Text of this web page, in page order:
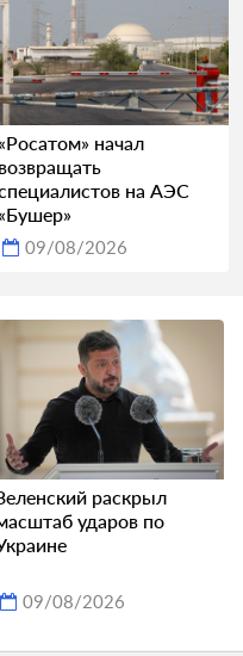
начал
возвращать
на АЭС
09/08/2026
раскрыл
ударов по
09/08/2026